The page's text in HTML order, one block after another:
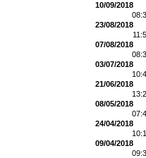
10/09/2018
23/08/2018
07/08/2018
03/07/2018
21/06/2018
08/05/2018
24/04/2018
09/04/2018